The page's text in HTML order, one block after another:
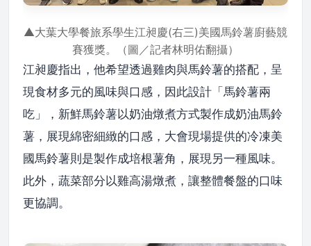
▲大葉大學餐旅系學生江昶慶(右三)美國馬鈴薯廚藝競
賽獲獎。（圖／記者林明佑翻攝）
江昶慶指出，他希望透過雞肉與馬鈴薯的搭配，呈
現食材多元的風味與口感，因此設計「馬鈴薯兩
吃」，新鮮馬鈴薯以奶油燉煮方式製作成奶油馬鈴
薯，展現綿密細緻的口感，大會現場提供的冷凍美
國馬鈴薯則是製作成培根薯角，展現另一種風味。
此外，蔬菜部分以雞高湯燉煮，讓整體餐盤的口味
更協調。